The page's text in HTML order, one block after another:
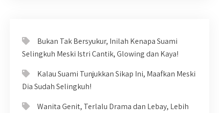
Bukan Tak Bersyukur, Inilah Kenapa Suami
Selingkuh Meski Istri Cantik, Glowing dan Kaya!
Kalau Suami Tunjukkan Sikap Ini, Maafkan Meski
Dia Sudah Selingkuh!
Wanita Genit, Terlalu Drama dan Lebay, Lebih